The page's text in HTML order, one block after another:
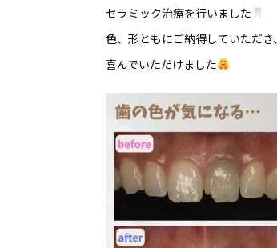
セラミック治療を行いました
色、形ともにご納得していただき、
喜んでいただけました